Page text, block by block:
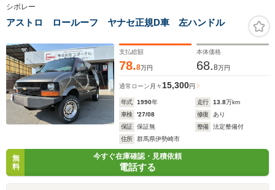
シボレー
アストロ ロールーフ ヤナセ正規D車 左ハンドル
支払総額
78.8万円
本体価格
68.8万円
通常ローン 月々15,300円
年式 1990年 走行 13.8万km
車検
'27/08 修復
あり
保証
保証無 整備
法定整備付
住所
群馬県伊勢崎市
無
料
今すぐ在庫確認・見積依頼
電話する